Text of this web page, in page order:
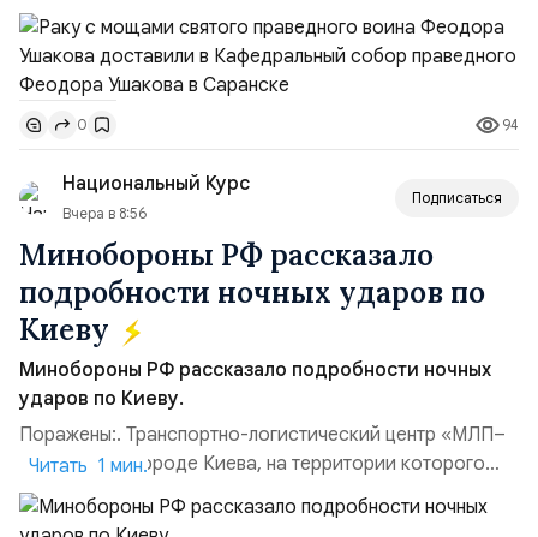
участвовавшие в канонизации святого праведного
воина Феодора Ушакова 25 лет назад:Адмирал
Владимир Прокофьевич Валуев, командующий
Балтийским флотом ВМФ России (2001–2006
гг.);Адмирал Владимир Петрович Комоедов,
командующий Черноморским флотом ВМФ России
(1998–2002 г...
0 94
Национальный Курс
Вчера в 8:56
Подписаться
Минобороны РФ рассказало
подробности ночных ударов по
Киеву
Минобороны РФ рассказало подробности ночных
ударов по Киеву.
Поражены:. Транспортно-логистический центр «МЛП–
Чайка» в пригороде Киева, на территории которого
осуществлялось хранение, сборка а также запуск с
прилегающего полевого аэродром «Чайка»
Читать 1 мин.